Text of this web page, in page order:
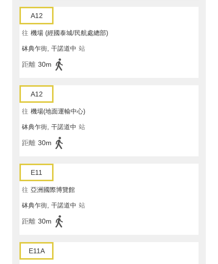
A12
往 機場 (經國泰城/民航處總部)
砵典乍街, 干諾道中 站
距離 30m
A12
往 機場(地面運輸中心)
砵典乍街, 干諾道中 站
距離 30m
E11
往 亞洲國際博覽館
砵典乍街, 干諾道中 站
距離 30m
E11A